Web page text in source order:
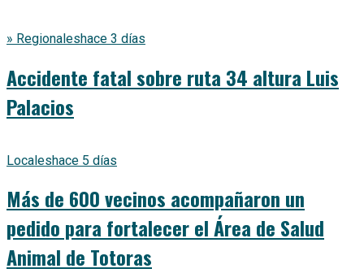
» Regionaleshace 3 días
Accidente fatal sobre ruta 34 altura Luis
Palacios
Localeshace 5 días
Más de 600 vecinos acompañaron un
pedido para fortalecer el Área de Salud
Animal de Totoras